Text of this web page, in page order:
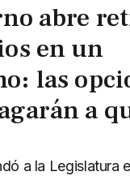
abre
en un
las
a
a la Legislatura